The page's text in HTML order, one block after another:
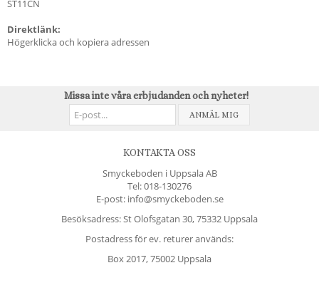
ST11CN
Direktlänk:
Högerklicka och kopiera adressen
Missa inte våra erbjudanden och nyheter!
ANMÄL MIG
KONTAKTA OSS
Smyckeboden i Uppsala AB
Tel:018-130276
E-post: info@smyckeboden.se
Besöksadress: St Olofsgatan 30, 75332 Uppsala
Postadress för ev. returer används:
Box 2017, 75002 Uppsala